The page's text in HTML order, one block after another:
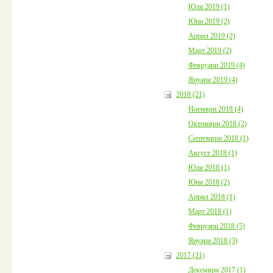
Юли 2019 (1)
Юни 2019 (2)
Април 2019 (2)
Март 2019 (2)
Февруари 2019 (4)
Януари 2019 (4)
2018 (21)
Ноември 2018 (4)
Октомври 2018 (2)
Септември 2018 (1)
Август 2018 (1)
Юли 2018 (1)
Юни 2018 (2)
Април 2018 (1)
Март 2018 (1)
Февруари 2018 (5)
Януари 2018 (3)
2017 (21)
Декември 2017 (1)